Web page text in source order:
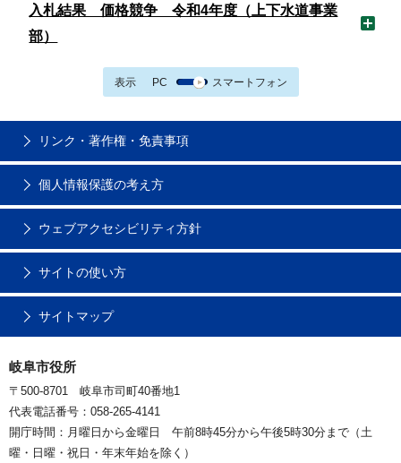
入札結果 価格競争 令和4年度（上下水道事業
部）
表示 PC スマートフォン
リンク・著作権・免責事項
個人情報保護の考え方
ウェブアクセシビリティ方針
サイトの使い方
サイトマップ
岐阜市役所
〒500-8701 岐阜市司町40番地1
代表電話番号：058-265-4141
開庁時間：月曜日から金曜日 午前8時45分から午後5時30分まで（土
曜・日曜・祝日・年末年始を除く）